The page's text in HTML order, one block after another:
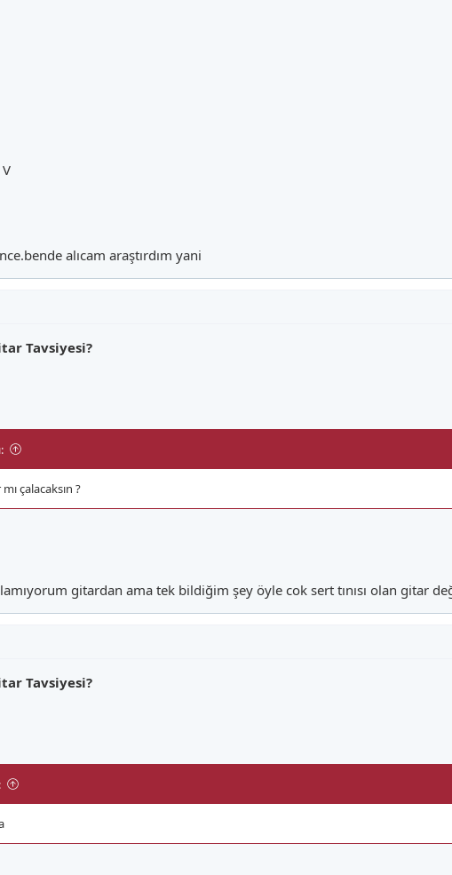
alıcam araştırdım yani
Tavsiyesi?
çalacaksın ?
gitardan ama tek bildiğim şey öyle cok sert tınısı olan gitar
Tavsiyesi?